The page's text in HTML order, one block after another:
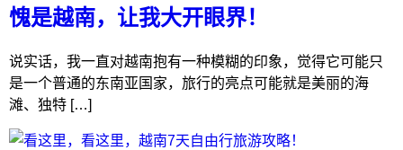
愧是越南，让我大开眼界！
说实话，我一直对越南抱有一种模糊的印象，觉得它可能只
是一个普通的东南亚国家，旅行的亮点可能就是美丽的海
滩、独特 […]